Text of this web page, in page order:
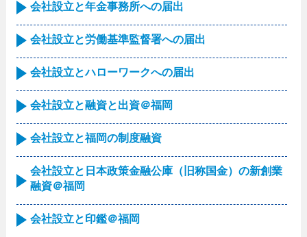
会社設立と年金事務所への届出
会社設立と労働基準監督署への届出
会社設立とハローワークへの届出
会社設立と融資と出資＠福岡
会社設立と福岡の制度融資
会社設立と日本政策金融公庫（旧称国金）の新創業
融資＠福岡
会社設立と印鑑＠福岡